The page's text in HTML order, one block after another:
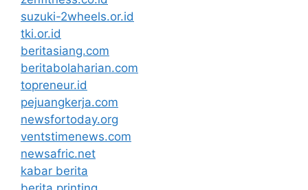
suzuki-2wheels.or.id
tki.or.id
beritasiang.com
beritabolaharian.com
topreneur.id
pejuangkerja.com
newsfortoday.org
ventstimenews.com
newsafric.net
kabar berita